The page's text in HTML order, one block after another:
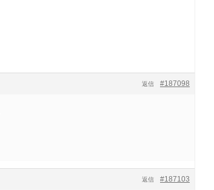
#187098
返信
#187103
返信